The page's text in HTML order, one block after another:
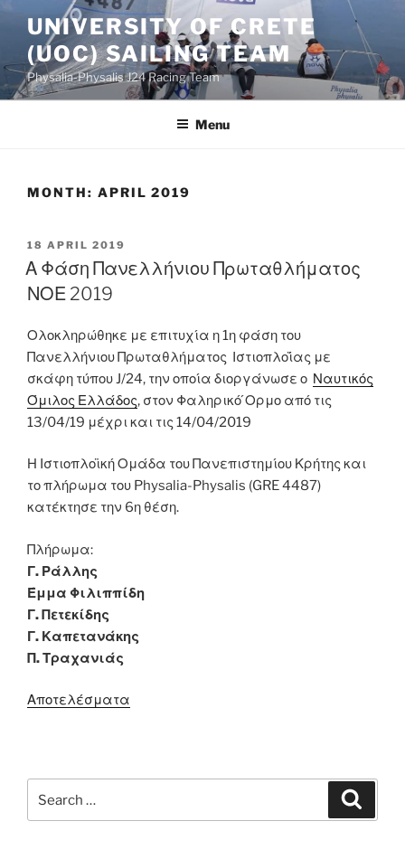
Skip
content
UNIVERSITY OF CRETE
(UOC) SAILING TEAM
Physalia-Physalis J24 Racing Team
Menu
MONTH: APRIL 2019
POSTED
ON
18 APRIL 2019
Α Φάση Πανελλήνιου Πρωταθλήματος
ΝΟΕ 2019
Ολοκληρώθηκε με επιτυχία η 1η φάση του
Πανελλήνιου Πρωταθλήματος Ιστιοπλοΐας με
σκάφη τύπου J/24, την οποία διοργάνωσε ο Ναυτικός
Όμιλος Ελλάδος, στον Φαληρικό ́Ορμο από τις
13/04/19 μέχρι και τις 14/04/2019
Η Ιστιοπλοϊκή Ομάδα του Πανεπιστημίου Κρήτης και
το πλήρωμα του Physalia-Physalis (GRE 4487)
κατέκτησε την 6η θέση.
Πλήρωμα:
Γ. Ράλλης
Έμμα Φιλιππίδη
Γ. Πετεκίδης
Γ. Καπετανάκης
Π. Τραχανιάς
Αποτελέσματα
for: